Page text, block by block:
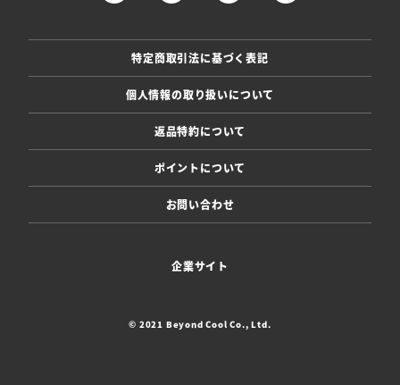
特定商取引法に基づく表記
個人情報の取り扱いについて
返品特約について
ポイントについて
お問い合わせ
企業サイト
© 2021 Beyond Cool Co., Ltd.